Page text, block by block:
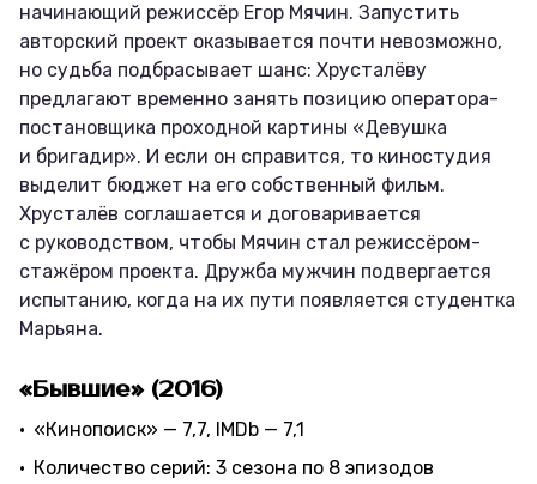
начинающий режиссёр Егор Мячин. Запустить
авторский проект оказывается почти невозможно,
но судьба подбрасывает шанс: Хрусталёву
предлагают временно занять позицию оператора-
постановщика проходной картины «Девушка
и бригадир». И если он справится, то киностудия
выделит бюджет на его собственный фильм.
Хрусталёв соглашается и договаривается
с руководством, чтобы Мячин стал режиссёром-
стажёром проекта. Дружба мужчин подвергается
испытанию, когда на их пути появляется студентка
Марьяна.
«Бывшие» (2016)
«Кинопоиск» — 7,7, IMDb — 7,1
Количество серий: 3 сезона по 8 эпизодов